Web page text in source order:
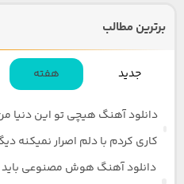
برترین مطالب
جدید هفته
دانلود آهنگ هیچی تو این دنیا
کاری کردم با دلم اصرار
دانلود آهنگ هوش مصنوعی